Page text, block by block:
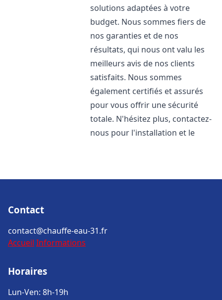
solutions adaptées à votre
budget. Nous sommes fiers de
nos garanties et de nos
résultats, qui nous ont valu les
meilleurs avis de nos clients
satisfaits. Nous sommes
également certifiés et assurés
pour vous offrir une sécurité
totale. N'hésitez plus, contactez-
nous pour l'installation et le
Contact
contact@chauffe-eau-31.fr
Accueil Informations
Horaires
Lun-Ven: 8h-19h